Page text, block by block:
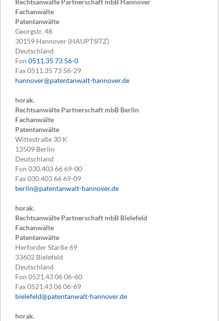
Rechtsanwälte Partnerschaft mbB Hannover
Fachanwälte
Patentanwälte
Georgstr. 48
30159 Hannover (HAUPTSITZ)
Deutschland
Fon 0511.35 73 56-0
Fax0511.35 73 56-29
hannover@patentanwalt-hannover.de
horak.
Rechtsanwälte Partnerschaft mbB Berlin
Fachanwälte
Patentanwälte
Wittestraße 30 K
13509 Berlin
Deutschland
Fon 030.403 66 69-00
Fax030.403 66 69-09
berlin@patentanwalt-hannover.de
horak.
Rechtsanwälte Partnerschaft mbB Bielefeld
Fachanwälte
Patentanwälte
Herforder Starße 69
33602 Bielefeld
Deutschland
Fon 0521.43 06 06-60
Fax0521.43 06 06-69
bielefeld@patentanwalt-hannover.de
horak.